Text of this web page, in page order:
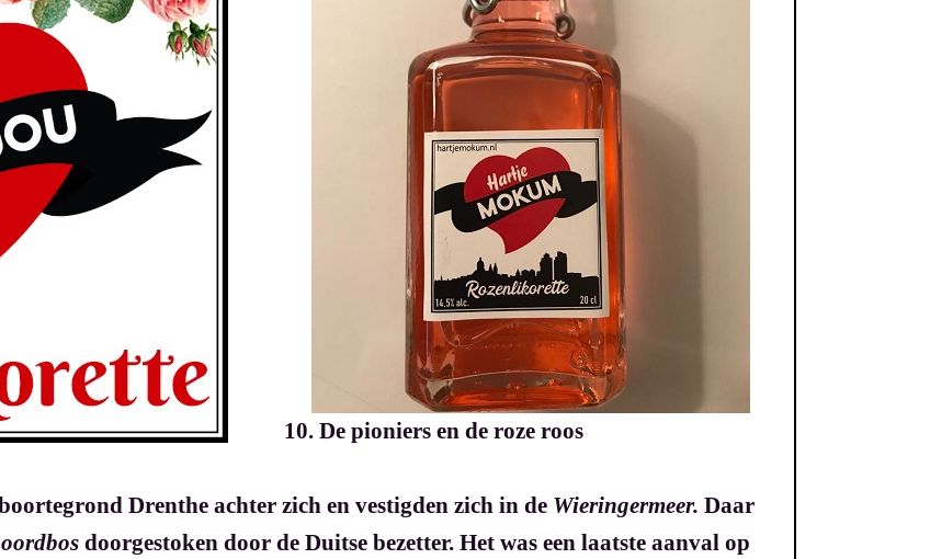
10. De pioniers en de roze roos
Drenthe achter zich en vestigden zich in de Wieringermeer. Daar
doorgestoken door de Duitse bezetter. Het was een laatste aanval op